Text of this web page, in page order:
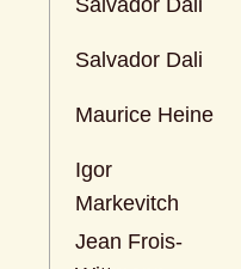
Salvador Dali
Salvador Dali
Maurice Heine
Igor
Markevitch
Jean Frois-